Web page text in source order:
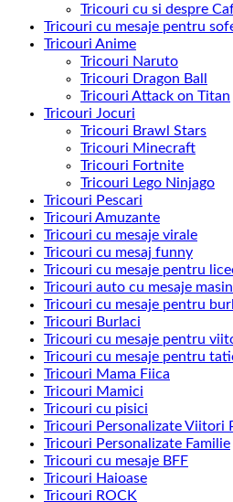
Tricouri cu si despre
Tricouri cu mesaje pentru
Tricouri Anime
Tricouri Naruto
Tricouri Dragon Ball
Tricouri Attack on Titan
Tricouri Jocuri
Tricouri Brawl Stars
Tricouri Minecraft
Tricouri Fortnite
Tricouri Lego Ninjago
Tricouri Pescari
Tricouri Amuzante
Tricouri cu mesaje virale
Tricouri cu mesaj funny
Tricouri cu mesaje pentru
Tricouri auto cu mesaje
Tricouri cu mesaje pentru
Tricouri Burlaci
Tricouri cu mesaje pentru
Tricouri cu mesaje pentru
Tricouri Mama Fiica
Tricouri Mamici
Tricouri cu pisici
Tricouri Personalizate Viitori
Tricouri Personalizate Familie
Tricouri cu mesaje BFF
Tricouri Haioase
Tricouri ROCK